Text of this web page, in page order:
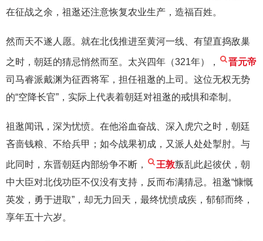
在征战之余，祖逖还注意恢复农业生产，造福百姓。
然而天不遂人愿。就在北伐推进至黄河一线、有望直捣敌巢
之时，朝廷的猜忌悄然而至。太兴四年（321年），
晋元帝
司马睿派戴渊为征西将军，担任祖逖的上司。这位无权无势
的“空降长官”，实际上代表着朝廷对祖逖的戒惧和牵制。
祖逖闻讯，深为忧愤。在他浴血奋战、深入虎穴之时，朝廷
吝啬钱粮、不给兵甲；如今战果初成，又派人处处掣肘。与
此同时，东晋朝廷内部纷争不断， 王敦叛乱此起彼伏，朝
中大臣对北伐功臣不仅没有支持，反而布满猜忌。祖逖“慷慨
英发，勇于进取”，却无力回天，最终忧愤成疾，郁郁而终，
享年五十六岁。